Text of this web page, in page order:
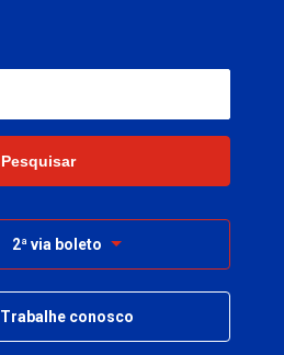
2ª via boleto
Trabalhe conosco